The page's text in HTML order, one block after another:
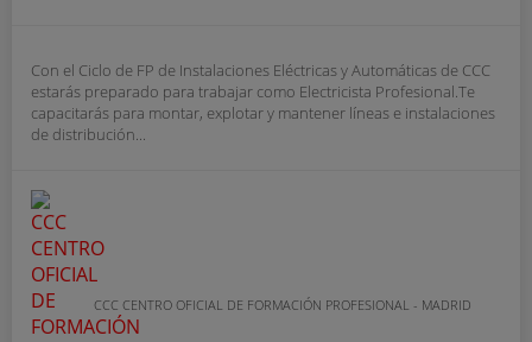
Con el Ciclo de FP de Instalaciones Eléctricas y Automáticas de CCC
estarás preparado para trabajar como Electricista Profesional.Te
capacitarás para montar, explotar y mantener líneas e instalaciones
de distribución...
CCC CENTRO OFICIAL DE FORMACIÓN PROFESIONAL - MADRID